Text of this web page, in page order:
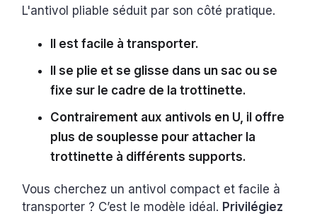
L'antivol pliable séduit par son côté pratique.
Il est facile à transporter.
Il se plie et se glisse dans un sac ou se
fixe sur le cadre de la trottinette.
Contrairement aux antivols en U, il offre
plus de souplesse pour attacher la
trottinette à différents supports.
Vous cherchez un antivol compact et facile à
transporter ? C’est le modèle idéal. Privilégiez